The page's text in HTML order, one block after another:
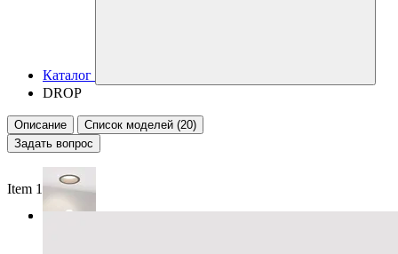
Каталог
DROP
Описание
Список моделей (20)
Задать вопрос
Item 1 of 2